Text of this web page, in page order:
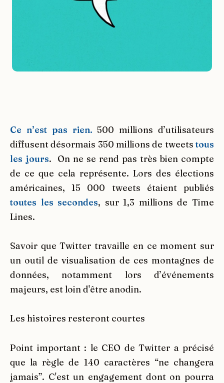
Ce n’est pas rien. 500 millions d’utilisateurs
diffusent désormais 350 millions de tweets tous
les jours. On ne se rend pas très bien compte
de ce que cela représente. Lors des élections
américaines, 15 000 tweets étaient publiés
toutes les secondes, sur 1,3 millions de Time
Lines.
Savoir que Twitter travaille en ce moment sur
un outil de visualisation de ces montagnes de
données, notamment lors d’événements
majeurs, est loin d'être anodin.
Les histoires resteront courtes
Point important : le CEO de Twitter a précisé
que la règle de 140 caractères “ne changera
jamais”. C'est un engagement dont on pourra